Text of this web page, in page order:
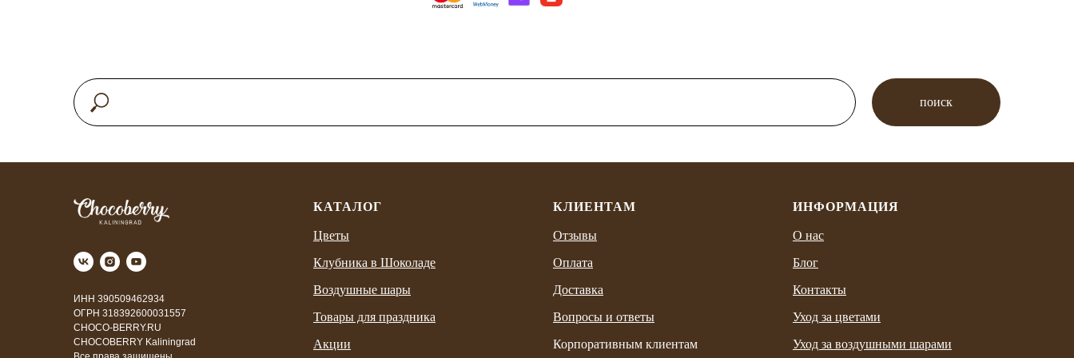
поиск
ИНН 390509462934
ОГРН 318392600031557
CHOCO-BERRY.RU
CHOCOBERRY Kaliningrad
КАТАЛОГ
Цветы
Клубника в Шоколаде
Воздушные шары
Товары для праздника
Акции
КЛИЕНТАМ
Отзывы
Оплата
Доставка
Вопросы и ответы
Корпоративным клиентам
ИНФОРМАЦИЯ
О нас
Блог
Контакты
Уход за цветами
Уход за воздушными шарами